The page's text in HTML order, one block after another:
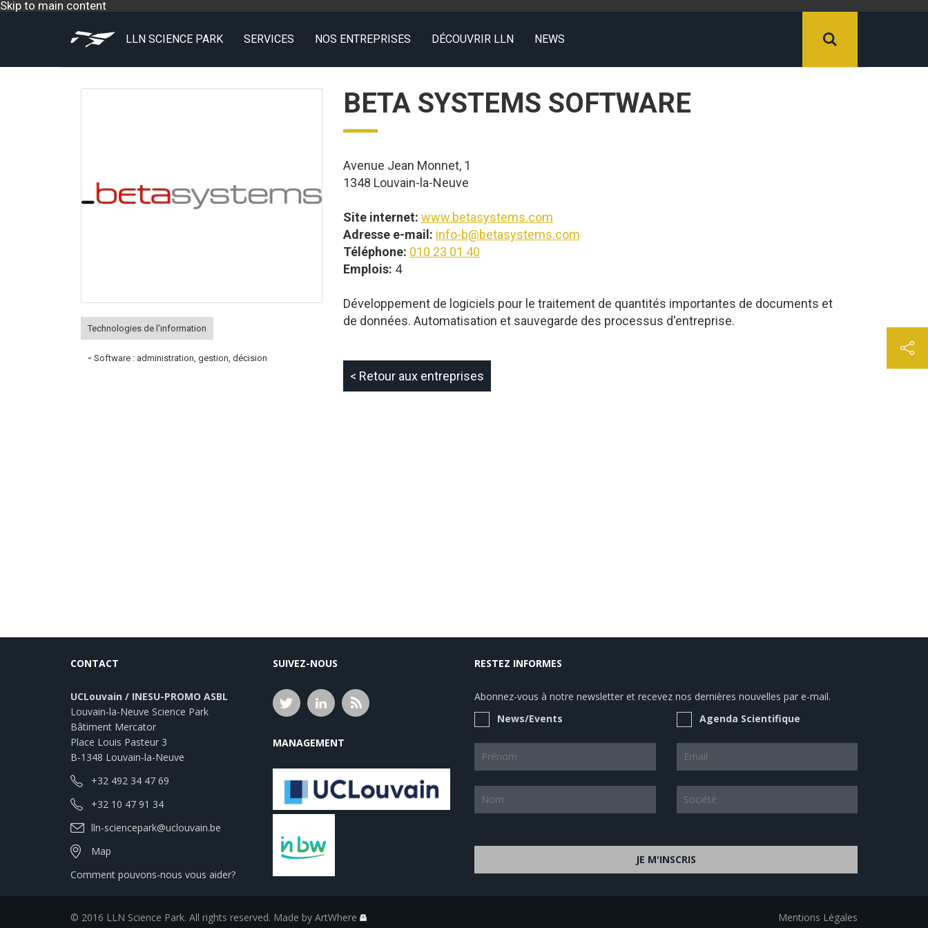
Skip to main content
LLN SCIENCE PARK SERVICES NOS ENTREPRISES DÉCOUVRIR LLN NEWS
Technologies de l'information
- Software : administration, gestion, décision
BETA SYSTEMS SOFTWARE
Avenue Jean Monnet, 1
1348 Louvain-la-Neuve
Site internet: www.betasystems.com
Adresse e-mail: info-b@betasystems.com
Téléphone: 010 23 01 40
Emplois: 4
Développement de logiciels pour le traitement de quantités importantes de documents et
de données. Automatisation et sauvegarde des processus d'entreprise.
< Retour aux entreprises
CONTACT
UCLouvain / INESU-PROMO ASBL
Louvain-la-Neuve Science Park
Bâtiment Mercator
Place Louis Pasteur 3
B-1348 Louvain-la-Neuve
+32 492 34 47 69
+32 10 47 91 34
lln-sciencepark@uclouvain.be
Map
Comment pouvons-nous vous aider?
SUIVEZ-NOUS
MANAGEMENT
RESTEZ INFORMES
Abonnez-vous à notre newsletter et recevez nos dernières nouvelles par e-mail.
News/Events
Agenda Scientifique
JE M'INSCRIS
© 2016 LLN Science Park. All rights reserved. Made by ArtWhere Mentions Légales